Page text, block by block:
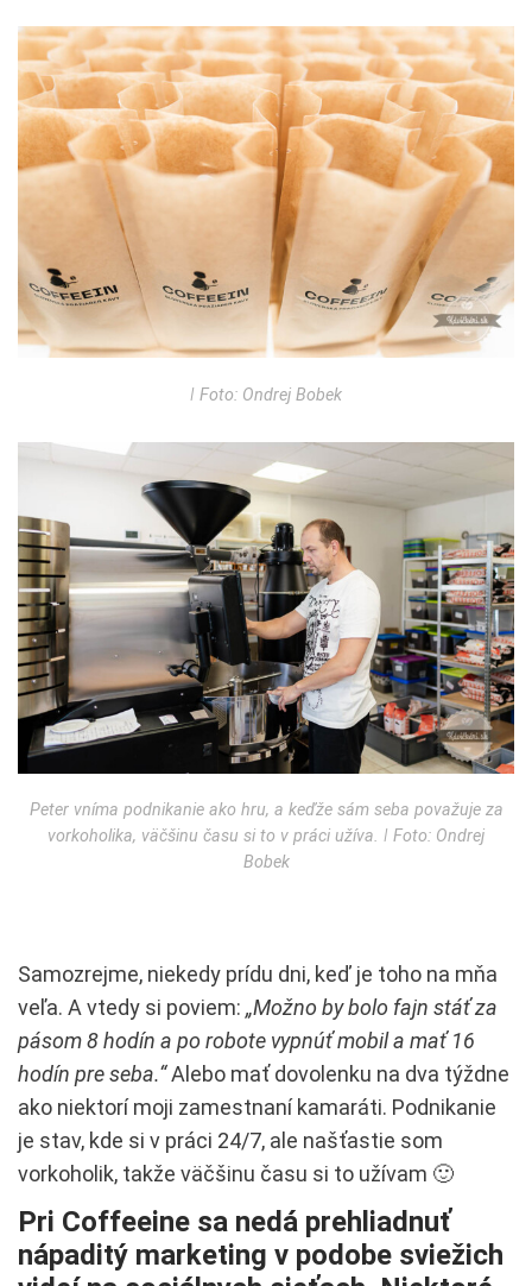
ǀ Foto: Ondrej Bobek
Peter vníma podnikanie ako hru, a keďže sám seba považuje za
vorkoholika, väčšinu času si to v práci užíva. ǀ Foto: Ondrej
Bobek
Samozrejme, niekedy prídu dni, keď je toho na mňa
veľa. A vtedy si poviem: „Možno by bolo fajn stáť za
pásom 8 hodín a po robote vypnúť mobil a mať 16
hodín pre seba.“Alebo mať dovolenku na dva týždne
ako niektorí moji zamestnaní kamaráti. Podnikanie
je stav, kde si v práci 24/7, ale našťastie som
vorkoholik, takže väčšinu času si to užívam 🙂
Pri Coffeeine sa nedá prehliadnuť
nápaditý marketing v podobe sviežich